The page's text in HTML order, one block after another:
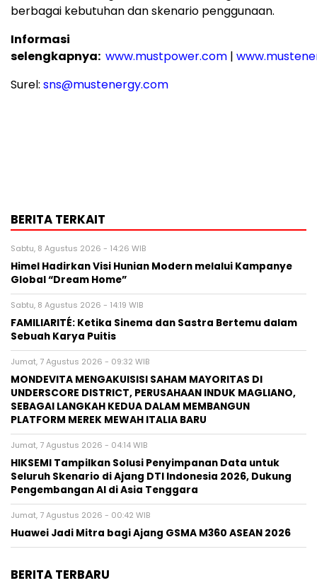
berbagai kebutuhan dan skenario penggunaan.
Informasi
selengkapnya: www.mustpower.com |
Surel: sns@mustenergy.com
BERITA TERKAIT
Sabtu, 8 Agustus 2026 - 14:26 WIB
Himel Hadirkan Visi Hunian Modern melalui Kampanye
Global “Dream Home”
Sabtu, 8 Agustus 2026 - 14:19 WIB
FAMILIARITÉ: Ketika Sinema dan Sastra Bertemu dalam
Sebuah Karya Puitis
Jumat, 7 Agustus 2026 - 09:32 WIB
MONDEVITA MENGAKUISISI SAHAM MAYORITAS DI
UNDERSCORE DISTRICT, PERUSAHAAN INDUK MAGLIANO,
SEBAGAI LANGKAH KEDUA DALAM MEMBANGUN
PLATFORM MEREK MEWAH ITALIA BARU
Jumat, 7 Agustus 2026 - 04:14 WIB
HIKSEMI Tampilkan Solusi Penyimpanan Data untuk
Seluruh Skenario di Ajang DTI Indonesia 2026, Dukung
Pengembangan AI di Asia Tenggara
Jumat, 7 Agustus 2026 - 00:42 WIB
Huawei Jadi Mitra bagi Ajang GSMA M360 ASEAN 2026
BERITA TERBARU